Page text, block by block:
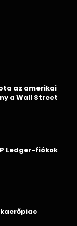
az amerikai
a Wall Street
Ledger-fiókok